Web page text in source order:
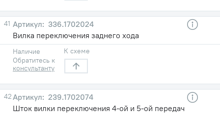
41
336.1702024
Вилка переключения заднего хода
Наличие
Обратитесь к
консультанту
К схеме
42
239.1702074
Шток вилки переключения 4-ой и 5-ой передач